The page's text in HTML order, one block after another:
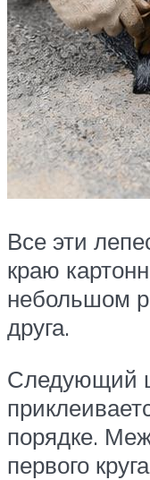
Все эти
краю
небольшом
друга.
Следующий
порядке.
первого